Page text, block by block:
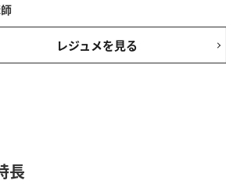
レジュメを見る
長